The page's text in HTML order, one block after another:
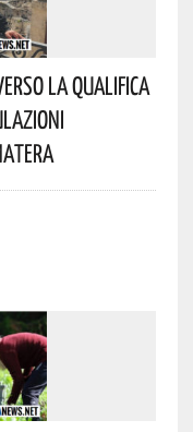
La Qualifica